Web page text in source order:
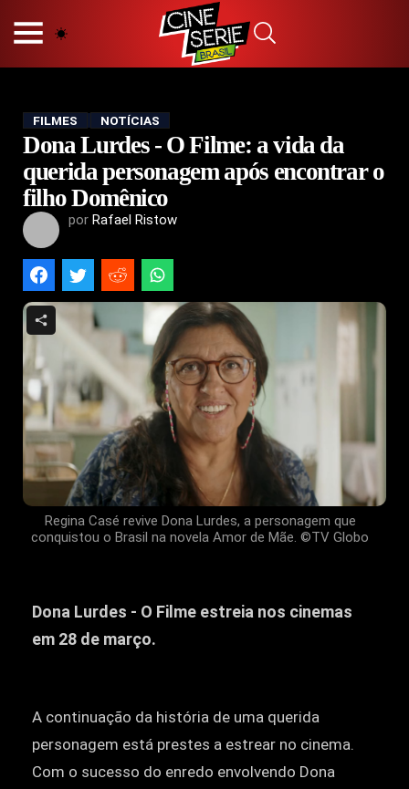
POLÍTICA DE PRIVACIDADE
TERMOS E CONDIÇÕES
CONTATO
Hot
Popular
Tendência
Filmes
Novelas
FILMES NOTÍCIAS
Dona Lurdes - O Filme: a vida da
querida personagem após encontrar o
filho Domênico
por Rafael Ristow
Regina Casé revive Dona Lurdes, a personagem que
conquistou o Brasil na novela Amor de Mãe. ©TV Globo
Dona Lurdes - O Filme estreia nos cinemas
em 28 de março.
A continuação da história de uma querida
personagem está prestes a estrear no cinema.
Com o sucesso do enredo envolvendo Dona